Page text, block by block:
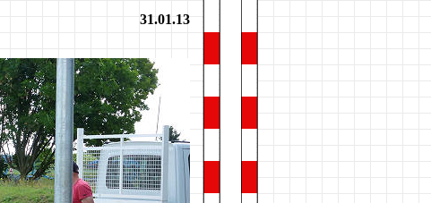
31.01.13